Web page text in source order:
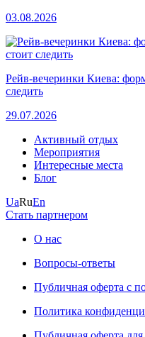
03.08.2026
Рейв-вечеринки Киева:
следить
29.07.2026
Активный отдых
Мероприятия
Интересные места
Блог
UaRuEn
Стать партнером
О нас
Вопросы-ответы
Публичная оферта с
Политика